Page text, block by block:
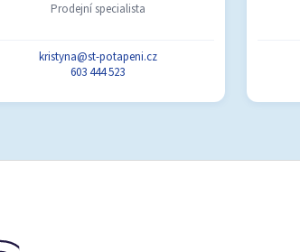
Prodejní specialista
kristyna@st-potapeni.cz
603 444 523